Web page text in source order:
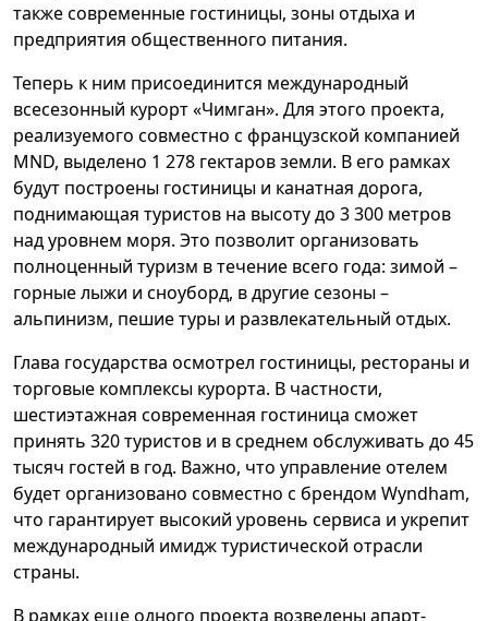
также современные гостиницы, зоны отдыха и
предприятия общественного питания.
Теперь к ним присоединится международный
всесезонный курорт «Чимган». Для этого проекта,
реализуемого совместно с французской компанией
MND, выделено 1 278 гектаров земли. В его рамках
будут построены гостиницы и канатная дорога,
поднимающая туристов на высоту до 3 300 метров
над уровнем моря. Это позволит организовать
полноценный туризм в течение всего года: зимой –
горные лыжи и сноуборд, в другие сезоны –
альпинизм, пешие туры и развлекательный отдых.
Глава государства осмотрел гостиницы, рестораны и
торговые комплексы курорта. В частности,
шестиэтажная современная гостиница сможет
принять 320 туристов и в среднем обслуживать до 45
тысяч гостей в год. Важно, что управление отелем
будет организовано совместно с брендом Wyndham,
что гарантирует высокий уровень сервиса и укрепит
международный имидж туристической отрасли
страны.
В рамках еще одного проекта возведены апарт-